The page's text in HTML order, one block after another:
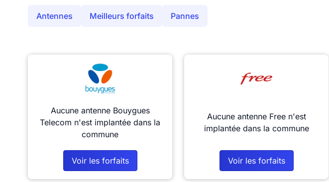
Antennes Meilleurs forfaits Pannes
Aucune antenne Bouygues
Telecom n'est implantée dans la
commune
Voir les forfaits
Aucune antenne Free n'est
implantée dans la commune
Voir les forfaits